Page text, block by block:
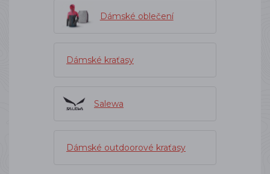
Dámské oblečení
Dámské kraťasy
Salewa
Dámské outdoorové kraťasy